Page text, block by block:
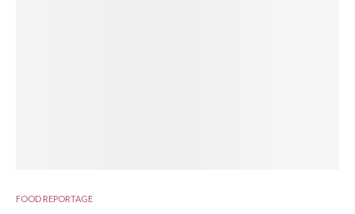
FOOD REPORTAGE